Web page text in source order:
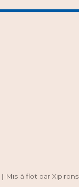
| Mis à flot par Xipirons